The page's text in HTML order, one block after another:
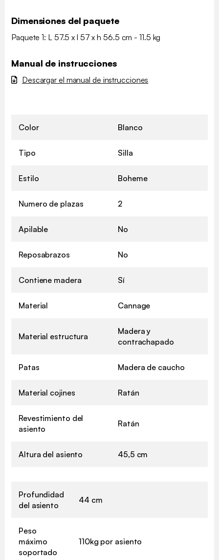
Dimensiones del paquete
Paquete 1: L 57.5 x l 57 x h 56.5 cm - 11.5 kg
Manual de instrucciones
Descargar el manual de instrucciones
Color Blanco
Tipo Silla
Estilo Boheme
Numero de plazas 2
Apilable No
Reposabrazos No
Contiene madera Sí
Material Cannage
Material estructura
Madera y
contrachapado
Patas Madera de caucho
Material cojines Ratán
Revestimiento del
asiento
Ratán
Altura del asiento 45,5 cm
Profundidad
del asiento
44 cm
Peso
máximo
soportado
110kg por asiento